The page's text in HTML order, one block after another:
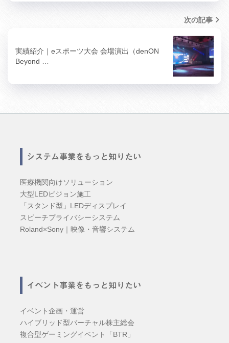
次の記事
実績紹介｜eスポーツ大会 会場演出（denON
Beyond …
システム事業をもっと知りたい
医療機関向けソリューション
大型LEDビジョン施工
「スタンド型」LEDディスプレイ
スピーチプライバシーシステム
Roland×Sony｜映像・音響システム
イベント事業をもっと知りたい
イベント企画・運営
ハイブリッド型バーチャル株主総会
複合型ゲーミングイベント「BTR」